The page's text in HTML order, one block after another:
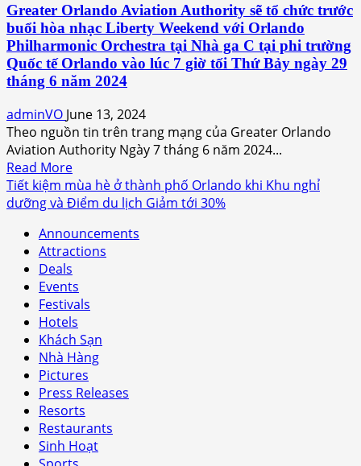
đã
khai
trương
khi
cắt
băng
khánh
thành
vào
Chủ
nhật
ngày
7
tháng
năm
2024.
Greater Orlando Aviation Authority sẽ tổ chức trước
buổi hòa nhạc Liberty Weekend với Orlando
Philharmonic Orchestra tại Nhà ga C tại phi trường
Quốc tế Orlando vào lúc 7 giờ tối Thứ Bảy ngày 29
tháng 6 năm 2024
adminVO June 13, 2024
Theo nguồn tin trên trang mạng của Greater Orlando
Aviation Authority Ngày 7 tháng 6 năm 2024...
Read MoreRead
more
about
Orlando
Aviation
Authority
sẽ
tổ
chức
trước
buổi
hòa
nhạc
Liberty
Weekend
với
Tiết kiệm mùa hè ở thành phố Orlando khi Khu nghỉ
dưỡng và Điểm du lịch Giảm tới 30%
Announcements
Attractions
Deals
Events
Festivals
Hotels
Khách Sạn
Nhà Hàng
Pictures
Press Releases
Resorts
Restaurants
Sinh Hoạt